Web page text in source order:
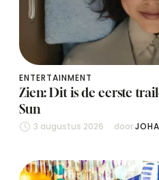
ENTERTAINMENT
Zien: Dit is de eerste
Sun
3 augustus 2026 door